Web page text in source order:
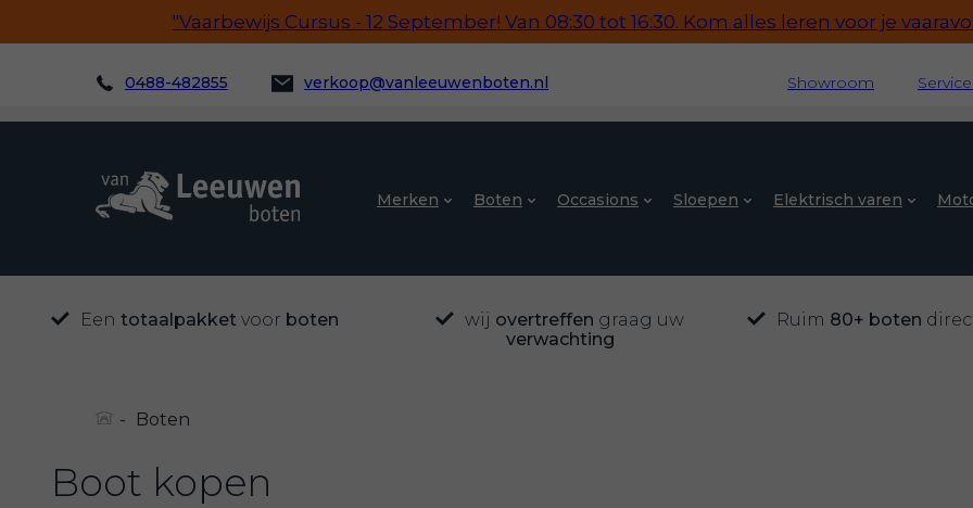
"Vaarbewijs Cursus - 12 September! Van 08:30 tot 16:30. Kom alles leren voor je
0488-482855 verkoop@vanleeuwenboten.nl Showroom
Merken Boten Occasions Sloepen Elektrisch varen
Een totaalpakket voor boten wij overtreffen graag uw
verwachting
Ruim 80+ boten
- Boten
Boot kopen